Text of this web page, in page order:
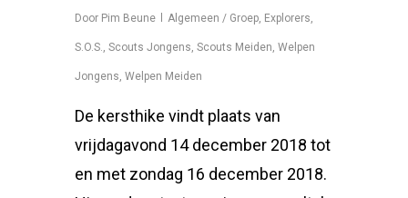
Door Pim Beune Algemeen / Groep, Explorers,
S.O.S., Scouts Jongens, Scouts Meiden, Welpen
Jongens, Welpen Meiden
De kersthike vindt plaats van
vrijdagavond 14 december 2018 tot
en met zondag 16 december 2018.